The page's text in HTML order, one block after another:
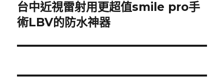
下
一
文
台中近視雷射用更超值smile pro手
術LBV的防水神器